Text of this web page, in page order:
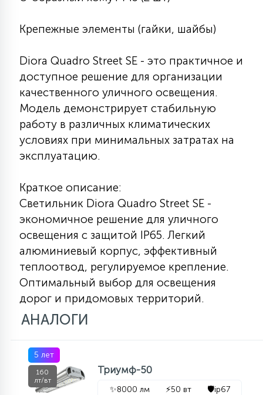
Крепежные элементы (гайки, шайбы)
Diora Quadro Street SE - это практичное и
доступное решение для организации
качественного уличного освещения.
Модель демонстрирует стабильную
работу в различных климатических
условиях при минимальных затратах на
эксплуатацию.
Краткое описание:
Светильник Diora Quadro Street SE -
экономичное решение для уличного
освещения с защитой IP65. Легкий
алюминиевый корпус, эффективный
теплоотвод, регулируемое крепление.
Оптимальный выбор для освещения
дорог и придомовых территорий.
АНАЛОГИ
5 лет
160
лт/вт
Триумф-50
✨8000 лм ⚡50 вт 🛡️ip67